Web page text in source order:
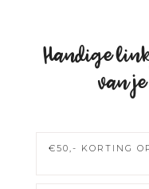
Handige
van
€50,- KORTING